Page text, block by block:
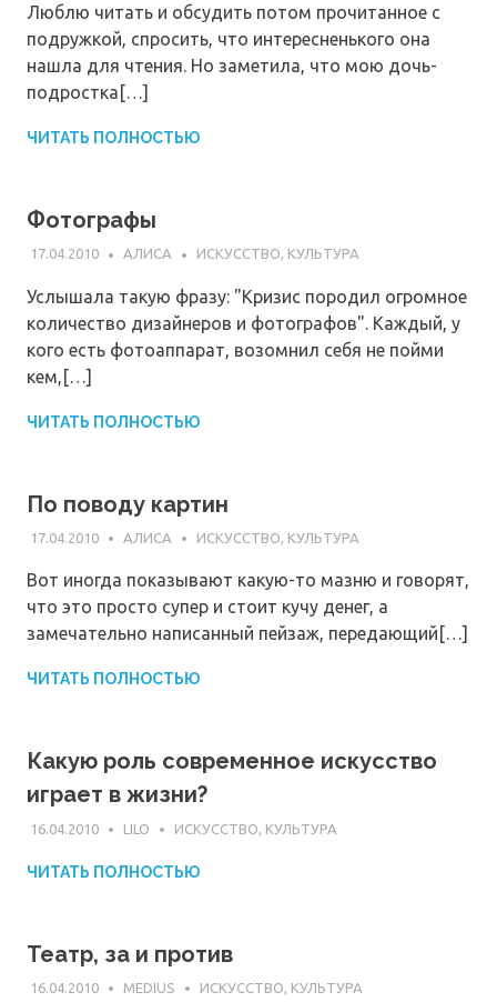
Люблю читать и обсудить потом прочитанное с
подружкой, спросить, что интересненького она
нашла для чтения. Но заметила, что мою дочь-
подростка[…]
ЧИТАТЬ ПОЛНОСТЬЮ
Фотографы
17.04.2010 АЛИСА ИСКУССТВО, КУЛЬТУРА
Услышала такую фразу: "Кризис породил огромное
количество дизайнеров и фотографов". Каждый, у
кого есть фотоаппарат, возомнил себя не пойми
кем,[…]
ЧИТАТЬ ПОЛНОСТЬЮ
По поводу картин
17.04.2010 АЛИСА ИСКУССТВО, КУЛЬТУРА
Вот иногда показывают какую-то мазню и говорят,
что это просто супер и стоит кучу денег, а
замечательно написанный пейзаж, передающий[…]
ЧИТАТЬ ПОЛНОСТЬЮ
Какую роль современное искусство
играет в жизни?
16.04.2010 LILO ИСКУССТВО, КУЛЬТУРА
ЧИТАТЬ ПОЛНОСТЬЮ
Театр, за и против
16.04.2010 MEDIUS ИСКУССТВО, КУЛЬТУРА